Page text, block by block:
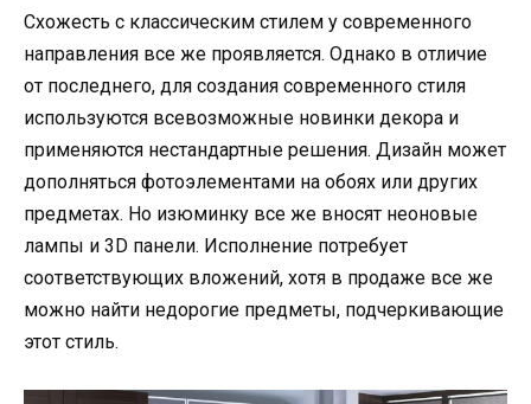
Схожесть с классическим стилем у современного
направления все же проявляется. Однако в отличие
от последнего, для создания современного стиля
используются всевозможные новинки декора и
применяются нестандартные решения. Дизайн может
дополняться фотоэлементами на обоях или других
предметах. Но изюминку все же вносят неоновые
лампы и 3D панели. Исполнение потребует
соответствующих вложений, хотя в продаже все же
можно найти недорогие предметы, подчеркивающие
этот стиль.